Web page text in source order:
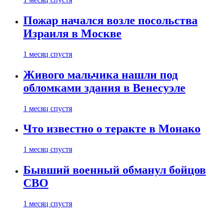
Пожар начался возле посольства
Израиля в Москве
1 месяц спустя
Живого мальчика нашли под
обломками здания в Венесуэле
1 месяц спустя
Что известно о теракте в Монако
1 месяц спустя
Бывший военный обманул бойцов
СВО
1 месяц спустя